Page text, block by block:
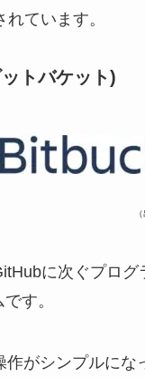
ています。
トバケット)
に次ぐプログ
す。
作がシンプルにな